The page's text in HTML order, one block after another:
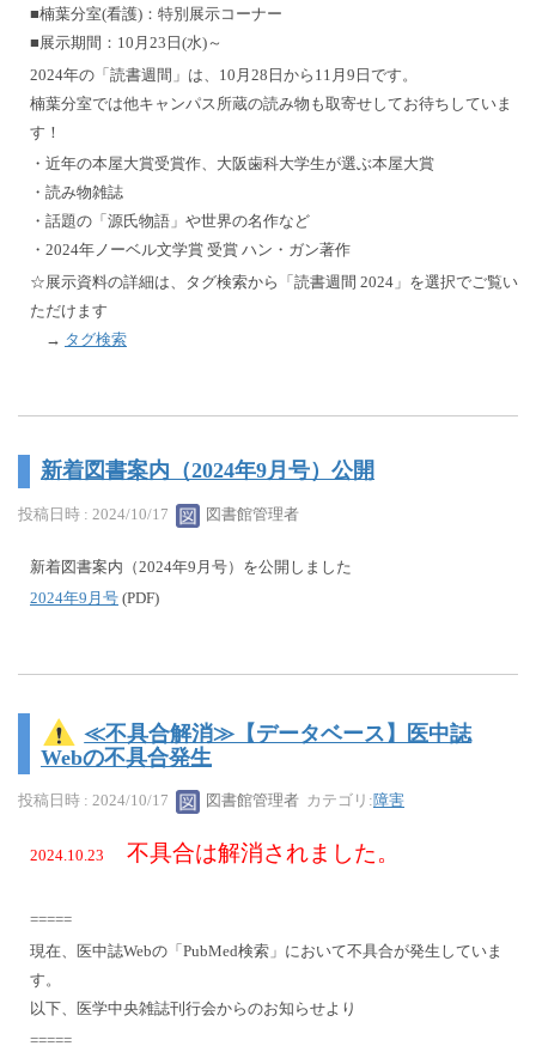
■楠葉分室(看護)：特別展示コーナー
■展示期間：10月23日(水)～
2024年の「読書週間」は、10月28日から11月9日です。
楠葉分室では他キャンパス所蔵の読み物も取寄せしてお待ちしていま
す！
・近年の本屋大賞受賞作、大阪歯科大学生が選ぶ本屋大賞
・読み物雑誌
・話題の「源氏物語」や世界の名作など
・2024年ノーベル文学賞 受賞 ハン・ガン著作
☆展示資料の詳細は、タグ検索から「読書週間 2024」を選択でご覧い
ただけます
→ タグ検索
新着図書案内（2024年9月号）公開
投稿日時 : 2024/10/17 図書館管理者
新着図書案内（2024年9月号）を公開しました
2024年9月号 (PDF)
≪不具合解消≫【データベース】医中誌
Webの不具合発生
投稿日時 : 2024/10/17 図書館管理者 カテゴリ:障害
2024.10.23 不具合は解消されました。
=====
現在、医中誌Webの「PubMed検索」において不具合が発生していま
す。
以下、医学中央雑誌刊行会からのお知らせより
=====